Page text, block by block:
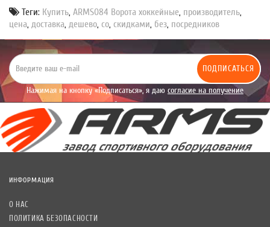
Теги: Купить, ARMS084 Ворота хоккейные, производитель,
цена, доставка, дешево, со, скидками, без, посредников
ПОДПИСАТЬСЯ
Нажимая на кнопку «Подписаться», я даю согласие на получение
уведомлений рекламного характера.
ИНФОРМАЦИЯ
О НАС
ПОЛИТИКА БЕЗОПАСНОСТИ